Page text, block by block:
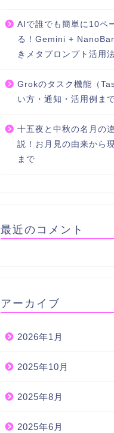
AIで誰でも簡単に10ペ
る！Gemini +
きメタプロンプト活用
Grokのタスク機能（
い方・通知・活用例ま
十五夜と中秋の名月の
説！お月見の由来から
まで
最近のコメント
アーカイブ
2026年1月
2025年10月
2025年8月
2025年6月